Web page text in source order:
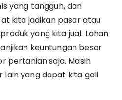
yang tangguh, dan
kita jadikan pasar atau
yang kita jual. Lahan
keuntungan besar
pertanian saja. Masih
lain yang dapat kita gali